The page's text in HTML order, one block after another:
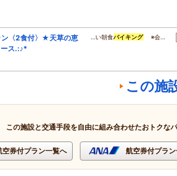
〈2食付〉★天草の恵
ス.:♪*
…い朝食バイキング※会…
この施
この施設と交通手段を自由に組み合わせたおトクな
空券付プラン一覧へ 航空券付プラ